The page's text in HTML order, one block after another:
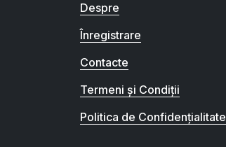
Despre
Înregistrare
Contacte
Termeni și Condiții
Politica de Confidențialitate